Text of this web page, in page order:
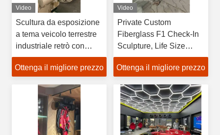
Video
Scultura da esposizione
a tema veicolo terrestre
industriale retrò con
illuminazione RGB DMX
512 e colore
superficie a specchio
Ottenga il migliore prezzo
Video
Private Custom
Fiberglass F1 Check-In
Sculpture, Life Size
Heat-Resistant Racing
Art Installation
Ottenga il migliore prezzo